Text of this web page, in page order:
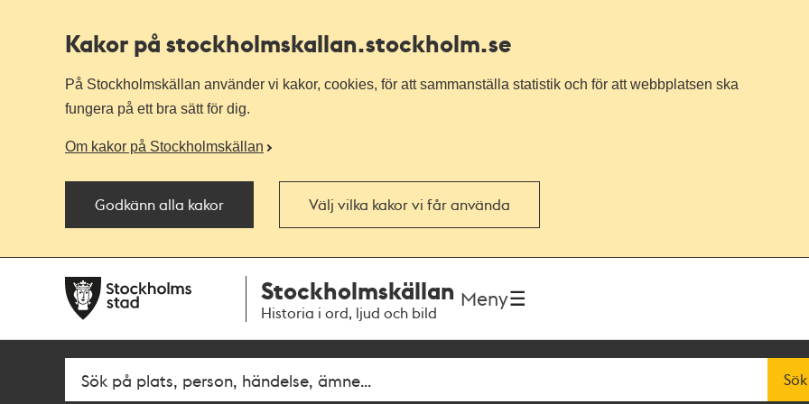
Kakor på stockholmskallan.stockholm.se
På Stockholmskällan använder vi kakor, cookies, för att sammanställa statistik och för att webbplatsen ska
fungera på ett bra sätt för dig.
Om kakor på Stockholmskällan
Godkänn alla kakor Välj vilka kakor vi får använda
navigationen
huvudinnehållet
Stockholmskällan
Historia i ord, ljud och bild
Meny
Fritextsök Sök